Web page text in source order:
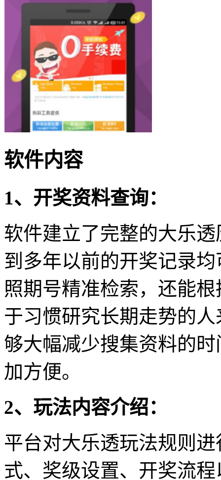
软件内容
1、开奖资料查询：
软件建立了完整的大乐
到多年以前的开奖记录
照期号精准检索，还能
于习惯研究长期走势的
够大幅减少搜集资料的
加方便。
2、玩法内容介绍：
平台对大乐透玩法规则
式、奖级设置、开奖流